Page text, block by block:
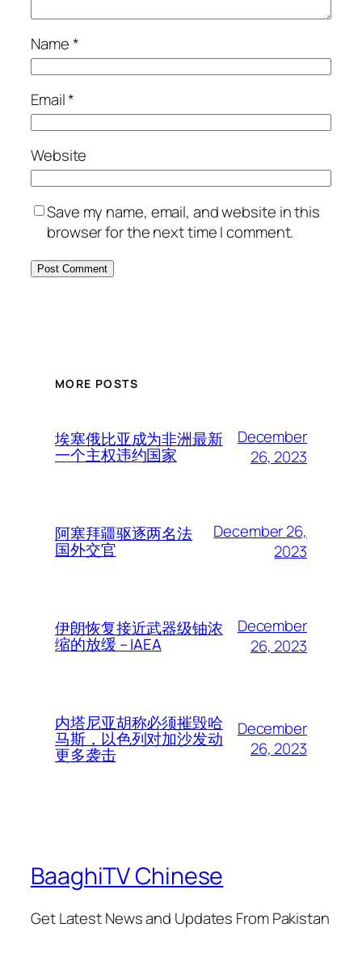
Name*
Email*
Website
Save my name, email, and website in this
browser for the next time I comment.
MORE POSTS
埃塞俄比亚成为非洲最新
一个主权违约国家
December
26, 2023
阿塞拜疆驱逐两名法
国外交官
December 26,
2023
伊朗恢复接近武器级铀浓
缩的放缓 – IAEA
December
26, 2023
内塔尼亚胡称必须摧毁哈
马斯，以色列对加沙发动
更多袭击
December
26, 2023
BaaghiTV Chinese
Get Latest News and Updates From Pakistan